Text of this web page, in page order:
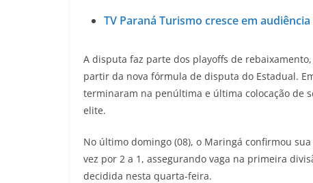
TV Paraná Turismo cresce em
A disputa faz parte dos playoffs de
partir da nova fórmula de disputa do Estadual.
terminaram na penúltima e última colocação de
elite.
No último domingo (08), o Maringá confirmou
vez por 2 a 1, assegurando vaga na primeira
decidida nesta quarta-feira.